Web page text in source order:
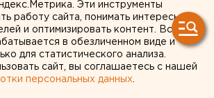
областной думы от КПРФ
свой политический курс - он
и вступил в «Общероссийский
Напомним, эта организация была
председателем партии
Эти инструменты
работу сайта, понимать интересы
и оптимизировать контент. Вся
в обезличенном виде и
для статистического анализа.
сайт, вы соглашаетесь с нашей
персональных данных